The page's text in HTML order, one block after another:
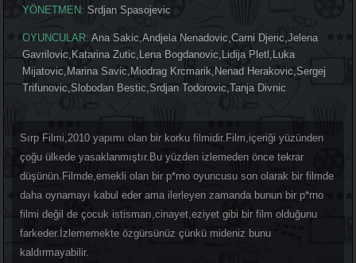
YÖNETMEN: Srdjan Spasojevic
OYUNCULAR: Ana Sakic,Andjela Nenadovic,Carni Djeric,Jelena
Gavrilovic, Katarina Zutic, Lena Bogdanovic, Lidija Pletl , Luka
Mijatovic, Marina Savic, Miodrag Krcmarik, Nenad Herakovic,Sergej
Trifunovic,Slobodan Bestic,Srdjan Todorovic,Tanja Divnic
Sırp Filmi,2010 yapımı olan bir korku filmidir.Film,içeriği yüzünden
çoğu ülkede yasaklanmıştır.Bu yüzden izlemeden önce tekrar
düşünün.Filmde,emekli olan bir p*rno oyuncusu son olarak bir filmde
daha oynamayı kabul eder ama ilerleyen zamanda bunun bir p*rno
filmi değil de çocuk istismarı,cinayet,eziyet gibi bir film olduğunu
farkeder.İzlememekte özgürsünüz çünkü mideniz bunu
kaldırmayabilir.